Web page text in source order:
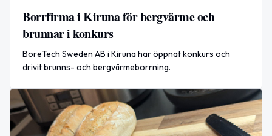
Borrfirma i Kiruna för bergvärme och
brunnar i konkurs
BoreTech Sweden AB i Kiruna har öppnat konkurs och
drivit brunns- och bergvärmeborrning.